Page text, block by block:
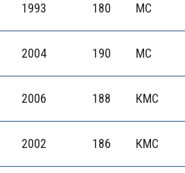
1993 180 МС
2004 190 МС
2006 188 КМС
2002 186 КМС